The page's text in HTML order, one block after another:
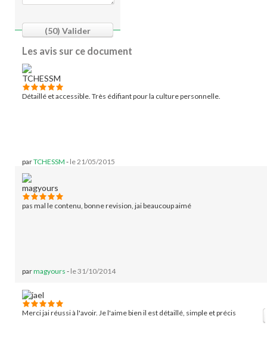
(50) Valider
Les avis sur ce document
Détaillé et accessible. Très édifiant pour la culture personnelle.
parTCHESSM - le 21/05/2015
pas mal le contenu, bonne revision, jai beaucoup aimé
parmagyours - le 31/10/2014
Merci jai réussi à l'avoir. Je l'aime bien il est détaillé, simple et précis